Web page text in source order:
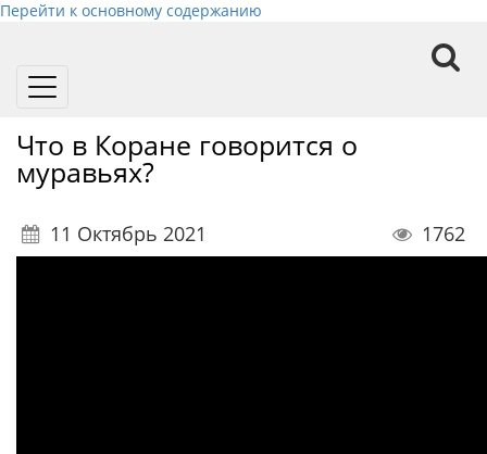
Перейти к основному содержанию
Toggle
Что в Коране говорится о
муравьях?
11 Октябрь 2021 1762